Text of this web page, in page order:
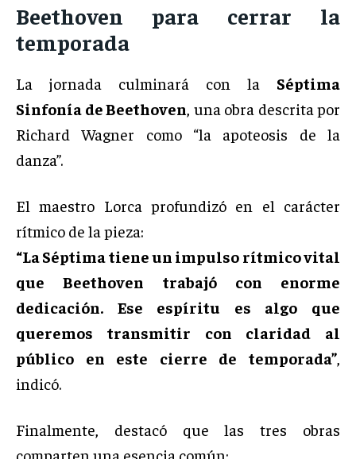
Beethoven para cerrar la
temporada
La jornada culminará con la Séptima
Sinfonía de Beethoven , una obra descrita por
Richard Wagner como “la apoteosis de la
danza”.
El maestro Lorca profundizó en el carácter
rítmico de la pieza:
“La Séptima tiene un impulso rítmico vital
que Beethoven trabajó con enorme
dedicación. Ese espíritu es algo que
queremos transmitir con claridad al
público en este cierre de temporada”
indicó.
Finalmente, destacó que las tres obras
comparten una esencia común: